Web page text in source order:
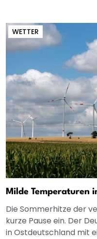
WETTER
Milde Temperaturen
Die Sommerhitze der
kurze Pause ein. Der
in Ostdeutschland mit